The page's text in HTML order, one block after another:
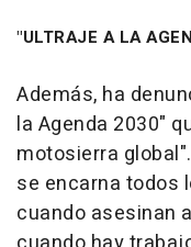
"ULTRAJE A LA
Además, ha
la Agenda 2030"
motosierra
se encarna todos
cuando asesinan